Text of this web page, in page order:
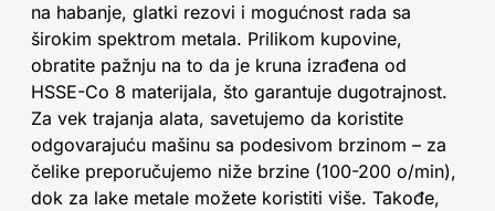
na habanje, glatki rezovi i mogućnost rada sa
širokim spektrom metala. Prilikom kupovine,
obratite pažnju na to da je kruna izrađena od
HSSE-Co 8 materijala, što garantuje dugotrajnost.
Za vek trajanja alata, savetujemo da koristite
odgovarajuću mašinu sa podesivom brzinom – za
čelike preporučujemo niže brzine (100-200 o/min),
dok za lake metale možete koristiti više. Takođe,